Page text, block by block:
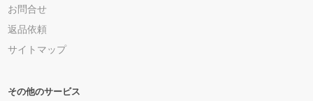
お問合せ
返品依頼
サイトマップ
その他のサービス